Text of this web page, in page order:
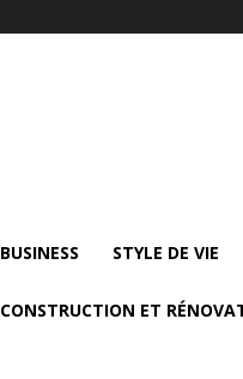
BUSINESS STYLE DE VIE
CONSTRUCTION ET